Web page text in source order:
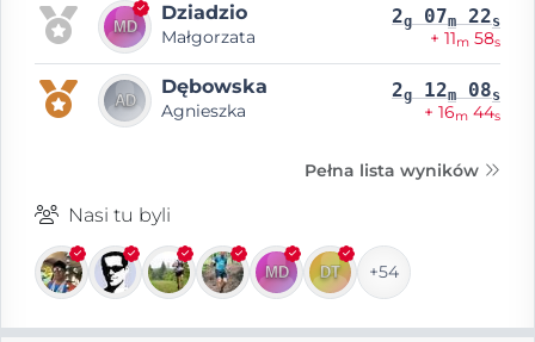
Dziadzio
Małgorzata
2g 07m 22s
+ 11m 58s
Dębowska
Agnieszka
2g 12m 08s
+ 16m 44s
Pełna lista wyników
Nasi tu byli
+54